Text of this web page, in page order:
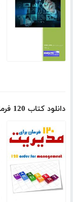
دانلود کتاب 120 فرمان برای مدیریت